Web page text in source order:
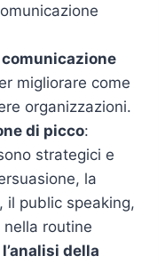
comunicazione
migliorare come
organizzazioni.
di picco:
strategici e
la
il public speaking,
nella routine
l’analisi della